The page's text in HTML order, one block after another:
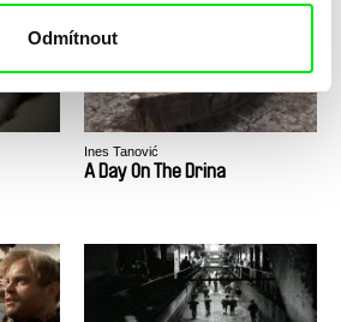
Odmítnout
Ines Tanović
A Day On The Drina